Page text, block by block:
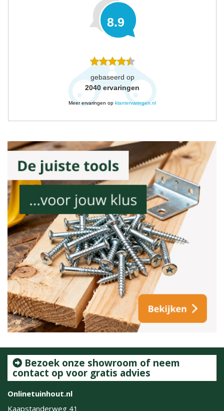
8.9
gebaseerd op
2040 ervaringen
Meer ervaringen op klantervaringen.nl
Bezoek onze showroom of neem
contact op voor gratis advies
Onlinetuinhout.nl
Kaapstanderweg 41